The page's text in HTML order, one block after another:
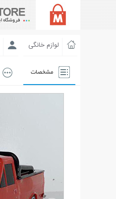
لوازم خانگی
مشخصات